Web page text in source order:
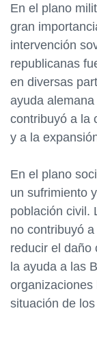
En el plano
gran
intervención
republicanas
en diversas
ayuda
contribuyó a la
y a la
En el plano
un sufrimiento
población civil.
no contribuyó
reducir el daño
la ayuda a las
situación de